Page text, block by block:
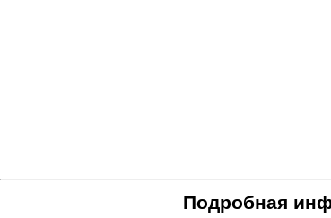
Подробная